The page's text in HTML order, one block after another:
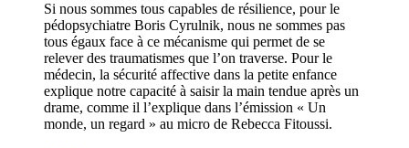
Si nous sommes tous capables de résilience, pour le
pédopsychiatre Boris Cyrulnik, nous ne sommes pas
tous égaux face à ce mécanisme qui permet de se
relever des traumatismes que l’on traverse. Pour le
médecin, la sécurité affective dans la petite enfance
explique notre capacité à saisir la main tendue après un
drame, comme il l’explique dans l’émission « Un
monde, un regard » au micro de Rebecca Fitoussi.